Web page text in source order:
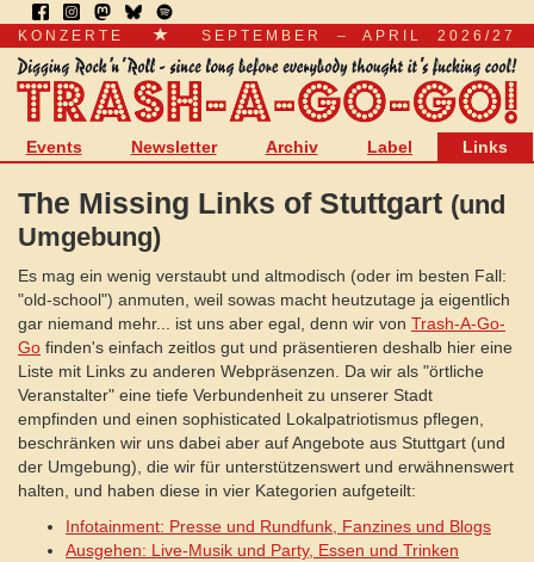
KONZERTE SEPTEMBER – APRIL 2026/27
Events Newsletter Archiv Label Links
The Missing Links of Stuttgart (und
Umgebung)
Es mag ein wenig verstaubt und altmodisch (oder im besten Fall:
"old-school") anmuten, weil sowas macht heutzutage ja eigentlich
gar niemand mehr... ist uns aber egal, denn wir von Trash-A-Go-
Go finden's einfach zeitlos gut und präsentieren deshalb hier eine
Liste mit Links zu anderen Webpräsenzen. Da wir als "örtliche
Veranstalter" eine tiefe Verbundenheit zu unserer Stadt
empfinden und einen sophisticated Lokalpatriotismus pflegen,
beschränken wir uns dabei aber auf Angebote aus Stuttgart (und
der Umgebung), die wir für unterstützenswert und erwähnenswert
halten, und haben diese in vier Kategorien aufgeteilt:
Infotainment: Presse und Rundfunk, Fanzines und Blogs
Ausgehen: Live-Musik und Party, Essen und Trinken